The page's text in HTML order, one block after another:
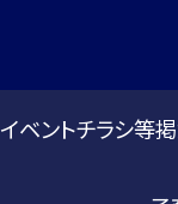
イベントチラシ等